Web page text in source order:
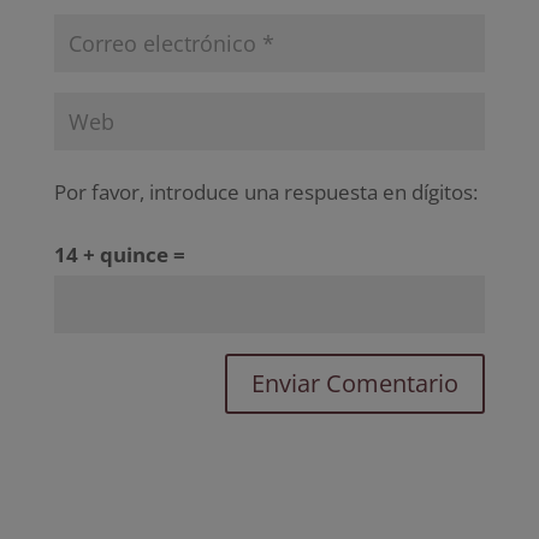
Por favor, introduce una respuesta en dígitos:
14 + quince =